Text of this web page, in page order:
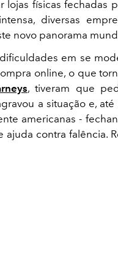
lojas físicas fechadas
diversas
novo panorama
em se
online, o que
, tiveram que
a situação e, até
americanas -
contra falência.